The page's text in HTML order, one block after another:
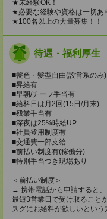
★未経験OK！
★必要な経験や資格は一切あ
★100名以上の大量募集！！
待遇・福利厚生
■髪色・髪型自由(設営系のみ)
■昇給有
■早朝/チーフ手当有
■給料日は月2回(15日/月末)
■残業手当有
■深夜は25%時給UP
■社員登用制度有
■交通費一部支給
■前払い制度有(稼働分)
■特別手当つき現場あり
＜前払い制度＞
→ 携帯電話から申請すると
最短3営業日で受け取ること
スグにお給料が欲しいという